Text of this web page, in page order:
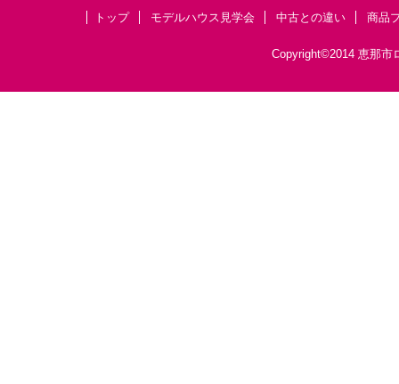
トップ モデルハウス見学会 中古との違い 商品
Copyright©2014 恵那市